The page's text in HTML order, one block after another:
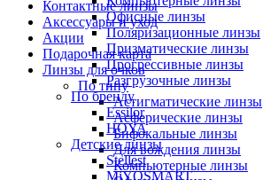
Контактные линзы
Аксессуары и уход
Акции
Подарочная карта
Линзы для очков
По типу
Астигматические линзы
Асферические линзы
Бифокальные линзы
Для вождения линзы
Компьютерные линзы
Офисные линзы
Поляризационные линзы
Призматические линзы
Прогрессивные линзы
Разгрузочные линзы
По бренду
Essilor
HOYA
Детские линзы
Stellest
MiYOSMART